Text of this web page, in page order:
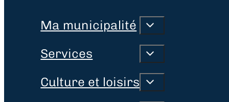
Ma municipalité
Services
Culture et loisirs